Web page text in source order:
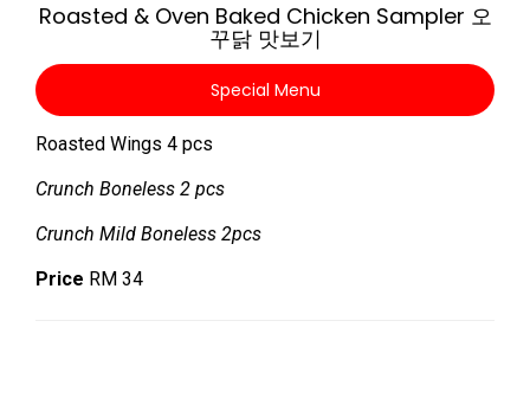
Roasted & Oven Baked Chicken Sampler 오
꾸닭 맛보기
Special Menu
Roasted Wings 4 pcs
Crunch Boneless 2 pcs
Crunch Mild Boneless 2pcs
Price RM 34